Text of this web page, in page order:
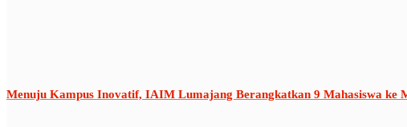
Menuju Kampus Inovatif, IAIM Lumajang Berangkatkan 9 Mahasiswa ke